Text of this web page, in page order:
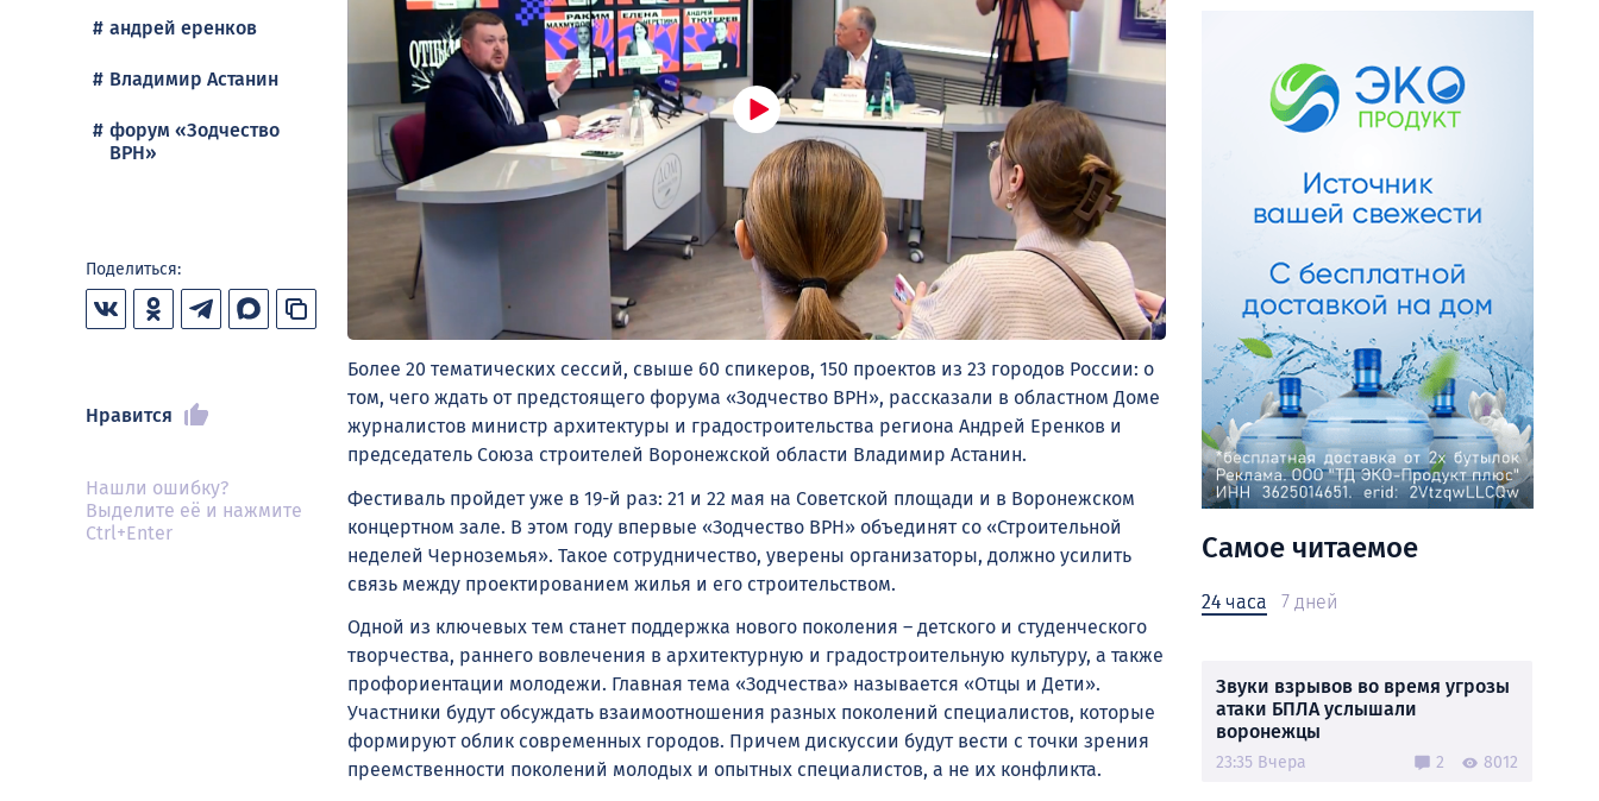
андрей еренков
Владимир Астанин
форум «Зодчество
ВРН»
Поделиться:
Нравится
Нашли ошибку?
Выделите её и нажмите
Ctrl+Enter
Более 20 тематических сессий, свыше 60 спикеров, 150 проектов из 23 городов России: о
том, чего ждать от предстоящего форума «Зодчество ВРН», рассказали в областном Доме
журналистов министр архитектуры и градостроительства региона Андрей Еренков и
председатель Союза строителей Воронежской области Владимир Астанин.
Фестиваль пройдет уже в 19-й раз: 21 и 22 мая на Советской площади и в Воронежском
концертном зале. В этом году впервые «Зодчество ВРН» объединят со «Строительной
неделей Черноземья». Такое сотрудничество, уверены организаторы, должно усилить
связь между проектированием жилья и его строительством.
Одной из ключевых тем станет поддержка нового поколения – детского и студенческого
творчества, раннего вовлечения в архитектурную и градостроительную культуру, а также
профориентации молодежи. Главная тема «Зодчества» называется «Отцы и Дети».
Участники будут обсуждать взаимоотношения разных поколений специалистов, которые
формируют облик современных городов. Причем дискуссии будут вести с точки зрения
преемственности поколений молодых и опытных специалистов, а не их конфликта.
Самое читаемое
24 часа 7 дней
Звуки взрывов во время угрозы
атаки БПЛА услышали
воронежцы
23:35 Вчера 2 8012